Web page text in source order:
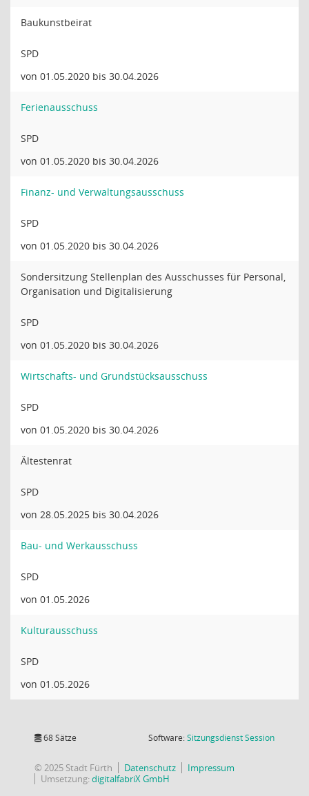
Baukunstbeirat
SPD
von 01.05.2020 bis 30.04.2026
Ferienausschuss
SPD
von 01.05.2020 bis 30.04.2026
Finanz- und Verwaltungsausschuss
SPD
von 01.05.2020 bis 30.04.2026
Sondersitzung Stellenplan des Ausschusses für Personal,
Organisation und Digitalisierung
SPD
von 01.05.2020 bis 30.04.2026
Wirtschafts- und Grundstücksausschuss
SPD
von 01.05.2020 bis 30.04.2026
Ältestenrat
SPD
von 28.05.2025 bis 30.04.2026
Bau- und Werkausschuss
SPD
von 01.05.2026
Kulturausschuss
SPD
von 01.05.2026
68 Sätze Software:SitzungsdienstSession(Wird in
© 2025 Stadt Fürth Datenschutz
Impressum
Umsetzung:digitalfabriX GmbH